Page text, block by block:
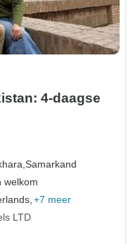
4-daagse
Samarkand
welkom
+7 meer
LTD